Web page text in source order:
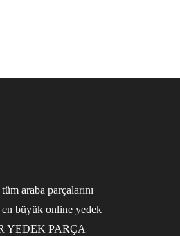
araba parçalarını
büyük online yedek
YEDEK PARÇA